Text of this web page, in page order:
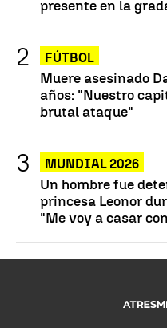
presente en la
FÚTBOL
Muere asesinado
años: "Nuestro
brutal ataque"
MUNDIAL 2026
Un hombre fue
princesa Leonor
"Me voy a casar